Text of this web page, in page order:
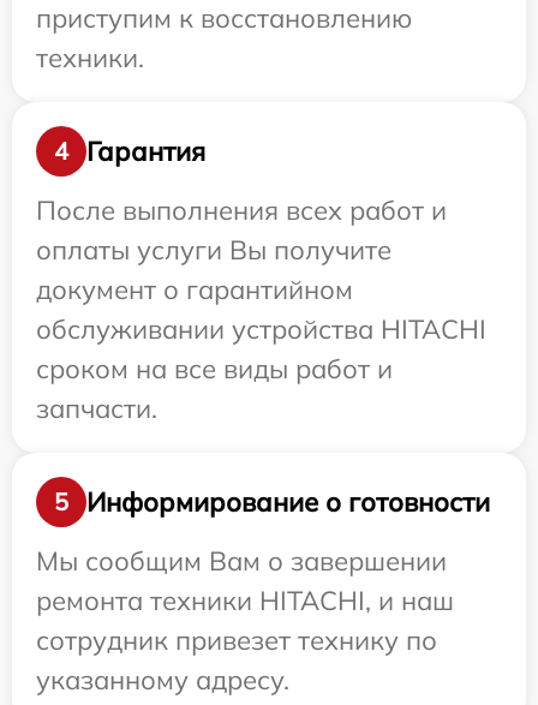
приступим к восстановлению
техники.
4
Гарантия
После выполнения всех работ и
оплаты услуги Вы получите
документ о гарантийном
обслуживании устройства HITACHI
сроком на все виды работ и
запчасти.
5
Информирование о готовности
Мы сообщим Вам о завершении
ремонта техники HITACHI, и наш
сотрудник привезет технику по
указанному адресу.